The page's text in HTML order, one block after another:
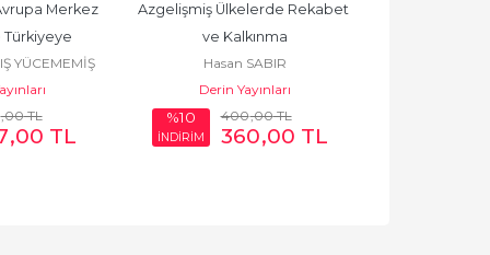
Merkez
Türkiyeye
YÜCEMEMİŞ
,00TL
,00 TL
Azgelişmiş Ülkelerde Rekabet
ve Kalkınma
Hasan SABIR
Derin Yayınları
%10
İNDİRİM
400,00TL
360,00 TL